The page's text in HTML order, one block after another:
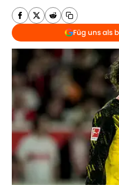
Füg uns als